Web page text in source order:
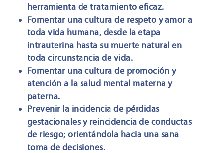
herramienta de tratamiento eficaz.
Fomentar una cultura de respeto y amor a
toda vida humana, desde la etapa
intrauterina hasta su muerte natural en
toda circunstancia de vida.
Fomentar una cultura de promoción y
atención a la salud mental materna y
paterna.
Prevenir la incidencia de pérdidas
gestacionales y reincidencia de conductas
de riesgo; orientándola hacia una sana
toma de decisiones.